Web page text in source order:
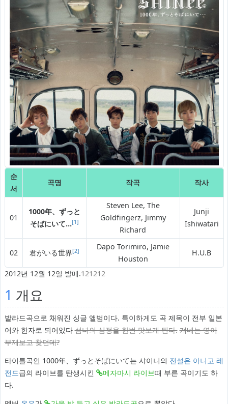
순
서
곡명 작곡 작사
01
1000年、ずっと
そばにいて…[1]
Steven Lee, The
Goldfingerz, Jimmy
Richard
Junji
Ishiwatari
02 君がいる世界[2]
Dapo Torimiro, Jamie
Houston
H.U.B
2012년 12월 12일 발매.121212
1 개요
발라드곡으로 채워진 싱글 앨범이다. 특이하게도 곡 제목이 전부 일본
어와 한자로 되어있다섬녀의 심정을 한번 맛보게 된다. 걔네는 영어
부제보고 찾던데?
타이틀곡인 1000年、ずっとそばにいて는 샤이니의 전설은 아니고 레
전드급의 라이브를 탄생시킨 메자마시 라이브때 부른 곡이기도 하
다.